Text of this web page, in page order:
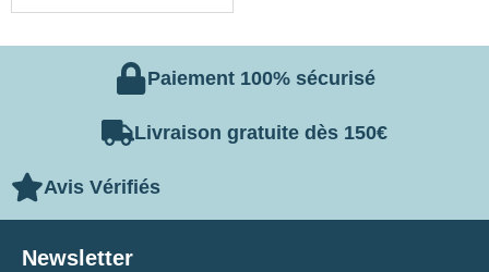
Paiement 100% sécurisé
Livraison gratuite dès 150€
Avis Vérifiés
Newsletter